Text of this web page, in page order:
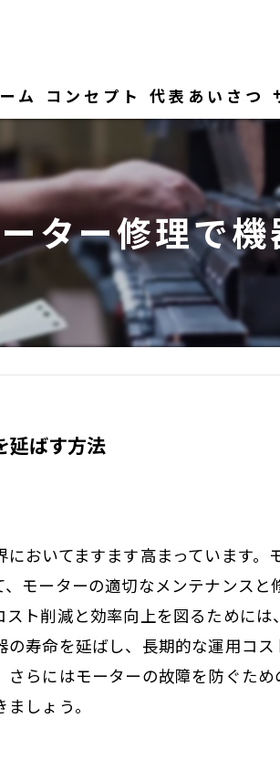
ム コンセプト 代表あいさつ
ター修理で
延ばす方法
おいてますます高まっています
モーターの適切なメンテナンス
ト削減と効率向上を図るために
寿命を延ばし、長期的な運用コ
らにはモーターの故障を防ぐた
しょう。